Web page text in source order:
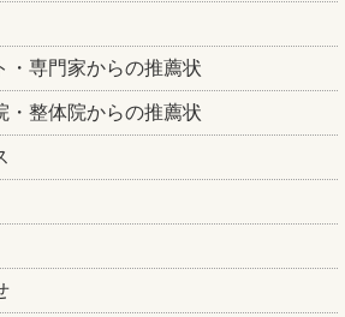
・専門家からの推薦状
・整体院からの推薦状